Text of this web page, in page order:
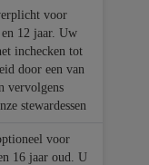
voor
12 jaar. Uw
inchecken tot
door een van
vervolgens
stewardessen
voor
16 jaar oud. U